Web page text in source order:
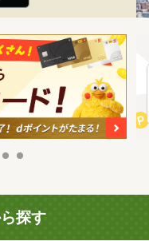
探す